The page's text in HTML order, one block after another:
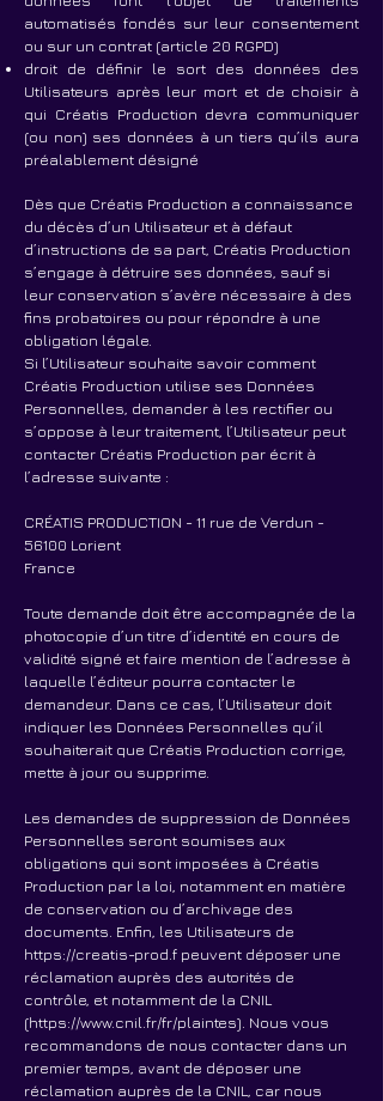
automatisés fondés sur leur consentement
ou sur un contrat (article 20 RGPD)
droit de définir le sort des données des
Utilisateurs après leur mort et de choisir à
qui Créatis Production devra communiquer
(ou non) ses données à un tiers qu’ils aura
préalablement désigné
Dès que Créatis Production a connaissance
du décès d’un Utilisateur et à défaut
d’instructions de sa part, Créatis Production
s’engage à détruire ses données, sauf si
leur conservation s’avère nécessaire à des
fins probatoires ou pour répondre à une
obligation légale.
Si l’Utilisateur souhaite savoir comment
Créatis Production utilise ses Données
Personnelles, demander à les rectifier ou
s’oppose à leur traitement, l’Utilisateur peut
contacter Créatis Production par écrit à
l’adresse suivante :
CRÉATIS PRODUCTION - 11 rue de Verdun -
56100 Lorient
France
Toute demande doit être accompagnée de la
photocopie d’un titre d’identité en cours de
validité signé et faire mention de l’adresse à
laquelle l’éditeur pourra contacter le
demandeur. Dans ce cas, l’Utilisateur doit
indiquer les Données Personnelles qu’il
souhaiterait que Créatis Production corrige,
mette à jour ou supprime.
Les demandes de suppression de Données
Personnelles seront soumises aux
obligations qui sont imposées à Créatis
Production par la loi, notamment en matière
de conservation ou d’archivage des
documents. Enfin, les Utilisateurs de
https://creatis-prod.f peuvent déposer une
réclamation auprès des autorités de
contrôle, et notamment de la CNIL
(https://www.cnil.fr/fr/plaintes). Nous vous
recommandons de nous contacter dans un
premier temps, avant de déposer une
réclamation auprès de la CNIL, car nous